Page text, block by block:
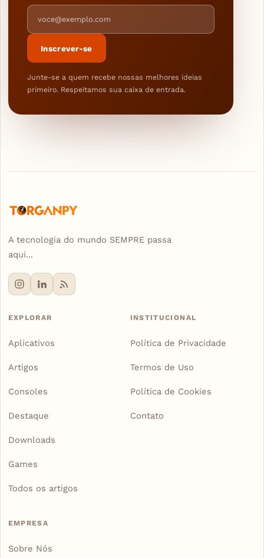
Endereço de e-mail
Inscrever-se
Junte-se a quem recebe nossas melhores ideias
primeiro. Respeitamos sua caixa de entrada.
A tecnologia do mundo SEMPRE passa
aqui...
EXPLORAR
Aplicativos
Artigos
Consoles
Destaque
Downloads
Games
Todos os artigos
INSTITUCIONAL
Política de Privacidade
Termos de Uso
Política de Cookies
Contato
EMPRESA
Sobre Nós